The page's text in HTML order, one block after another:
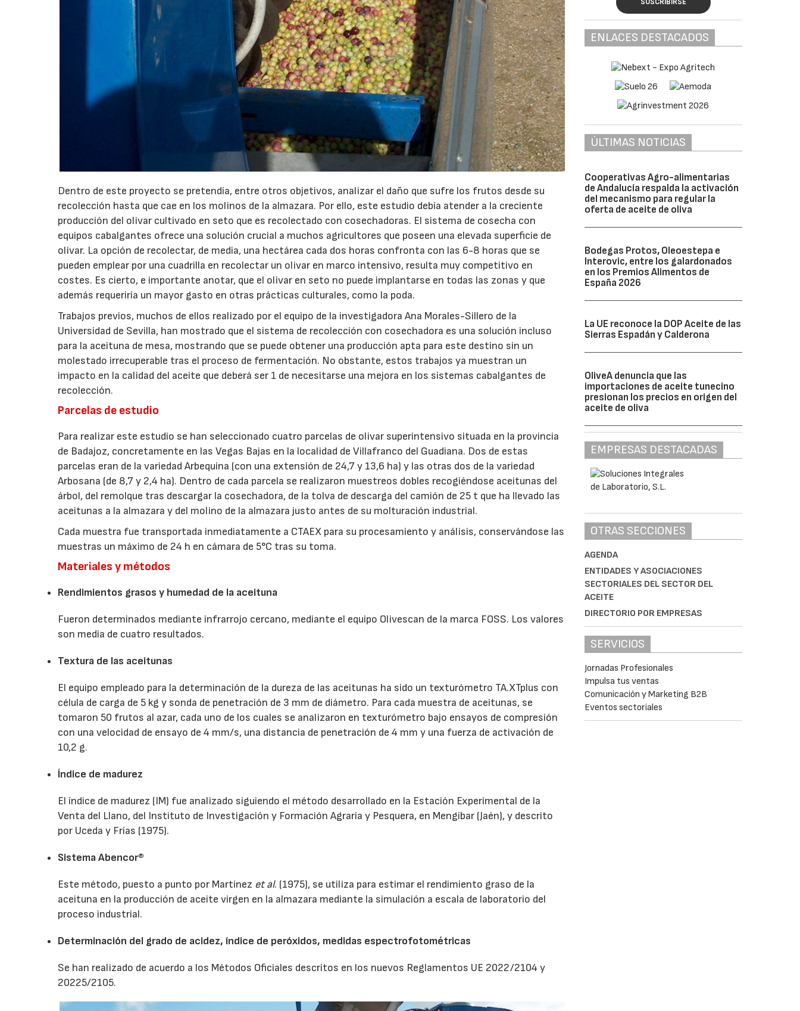
Dentro de este proyecto se pretendía, entre otros objetivos, analizar el daño que sufre los frutos desde su
recolección hasta que cae en los molinos de la almazara. Por ello, este estudio debía atender a la creciente
producción del olivar cultivado en seto que es recolectado con cosechadoras. El sistema de cosecha con
equipos cabalgantes ofrece una solución crucial a muchos agricultores que poseen una elevada superficie de
olivar. La opción de recolectar, de media, una hectárea cada dos horas confronta con las 6-8 horas que se
pueden emplear por una cuadrilla en recolectar un olivar en marco intensivo, resulta muy competitivo en
costes. Es cierto, e importante anotar, que el olivar en seto no puede implantarse en todas las zonas y que
además requeriría un mayor gasto en otras prácticas culturales, como la poda.
Trabajos previos, muchos de ellos realizado por el equipo de la investigadora Ana Morales-Sillero de la
Universidad de Sevilla, han mostrado que el sistema de recolección con cosechadora es una solución incluso
para la aceituna de mesa, mostrando que se puede obtener una producción apta para este destino sin un
molestado irrecuperable tras el proceso de fermentación. No obstante, estos trabajos ya muestran un
impacto en la calidad del aceite que deberá ser 1 de necesitarse una mejora en los sistemas cabalgantes de
recolección.
Parcelas de estudio
Para realizar este estudio se han seleccionado cuatro parcelas de olivar superintensivo situada en la provincia
de Badajoz, concretamente en las Vegas Bajas en la localidad de Villafranco del Guadiana. Dos de estas
parcelas eran de la variedad Arbequina (con una extensión de 24,7 y 13,6 ha) y las otras dos de la variedad
Arbosana (de 8,7 y 2,4 ha). Dentro de cada parcela se realizaron muestreos dobles recogiéndose aceitunas del
árbol, del remolque tras descargar la cosechadora, de la tolva de descarga del camión de 25 t que ha llevado las
aceitunas a la almazara y del molino de la almazara justo antes de su molturación industrial.
Cada muestra fue transportada inmediatamente a CTAEX para su procesamiento y análisis, conservándose las
muestras un máximo de 24 h en cámara de 5°C tras su toma.
Materiales y métodos
Rendimientos grasos y humedad de la aceituna
Fueron determinados mediante infrarrojo cercano, mediante el equipo Olivescan de la marca FOSS. Los valores
son media de cuatro resultados.
Textura de las aceitunas
El equipo empleado para la determinación de la dureza de las aceitunas ha sido un texturómetro TA.XTplus con
célula de carga de 5 kg y sonda de penetración de 3 mm de diámetro. Para cada muestra de aceitunas, se
tomaron 50 frutos al azar, cada uno de los cuales se analizaron en texturómetro bajo ensayos de compresión
con una velocidad de ensayo de 4 mm/s, una distancia de penetración de 4 mm y una fuerza de activación de
10,2 g.
Índice de madurez
El índice de madurez (IM) fue analizado siguiendo el método desarrollado en la Estación Experimental de la
Venta del Llano, del Instituto de Investigación y Formación Agraria y Pesquera, en Mengíbar (Jaén), y descrito
por Uceda y Frías (1975).
Sistema Abencor®
Este método, puesto a punto por Martínez et al. (1975), se utiliza para estimar el rendimiento graso de la
aceituna en la producción de aceite virgen en la almazara mediante la simulación a escala de laboratorio del
proceso industrial.
Determinación del grado de acidez, índice de peróxidos, medidas espectrofotométricas
Se han realizado de acuerdo a los Métodos Oficiales descritos en los nuevos Reglamentos UE 2022/2104 y
20225/2105.
ENLACES DESTACADOS
ÚLTIMAS NOTICIAS
Cooperativas Agro-alimentarias
de Andalucía respalda la activación
del mecanismo para regular la
oferta de aceite de oliva
Bodegas Protos, Oleoestepa e
Interovic, entre los galardonados
en los Premios Alimentos de
España 2026
La UE reconoce la DOP Aceite de las
Sierras Espadán y Calderona
OliveA denuncia que las
importaciones de aceite tunecino
presionan los precios en origen del
aceite de oliva
EMPRESAS DESTACADAS
OTRAS SECCIONES
AGENDA
ENTIDADES Y ASOCIACIONES
SECTORIALES DEL SECTOR DEL
ACEITE
DIRECTORIO POR EMPRESAS
SERVICIOS
Jornadas Profesionales
Impulsa tus ventas
Comunicación y Marketing B2B
Eventos sectoriales